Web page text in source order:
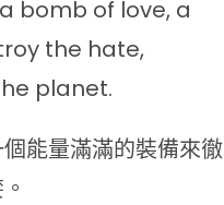
bomb of love, a
the hate,
planet.
能量滿滿的裝備來徹